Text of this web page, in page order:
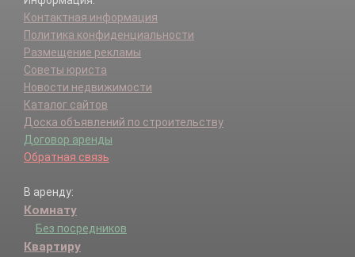
Контактная информация
Политика конфиденциальности
Размещение рекламы
Советы юриста
Новости недвижимости
Каталог сайтов
Доска объявлений по строительству
Договор аренды
Обратная связь
В аренду:
Комнату
Без посредников
Квартиру